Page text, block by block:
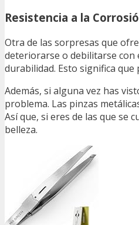
Resistencia a la
Otra de las sorpresas que
deteriorarse o debilitarse con
durabilidad. Esto significa
Además, si alguna vez has
problema. Las pinzas
Así que, si eres de las que se
belleza.